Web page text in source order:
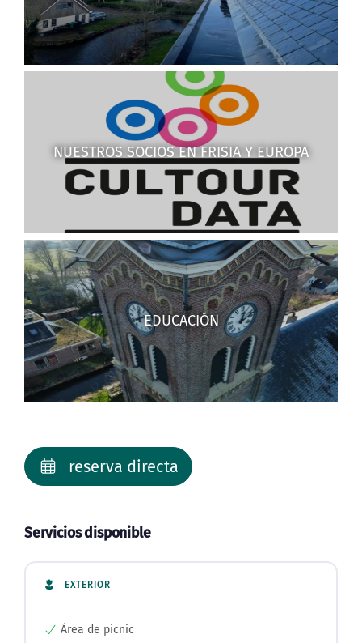
NUESTROS SOCIOS EN FRISIA Y EUROPA
EDUCACIÓN
reserva directa
Servicios disponible
EXTERIOR
Área de picnic